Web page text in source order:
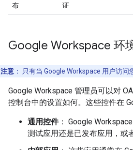
布
证
Google Workspace 环
注意 ： 只有当 Google Workspace 用户访
Google Workspace 管理员可以对
控制台中的设置如何。这些控件在
通用控件： Google
测试应用还是已发布应用，或